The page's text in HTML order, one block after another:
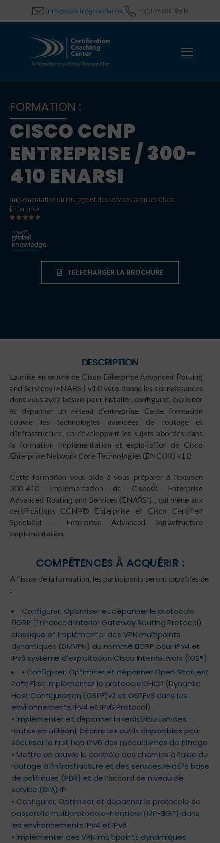
info@coaching-center.net +221 77 860 95 17
FORMATION :
CISCO CCNP
ENTREPRISE / 300-
410 ENARSI
Implémentation du routage et des services avancés Cisco
Enterprise
TÉLÉCHARGER LA BROCHURE
DESCRIPTION
La mise en œuvre de Cisco Enterprise Advanced Routing
and Services (ENARSI) v1.0 vous donne les connaissances
dont vous avez besoin pour installer, configurer, exploiter
et dépanner un réseau d’entreprise. Cette formation
couvre les technologies avancées de routage et
d’infrastructure, en développant les sujets abordés dans
la formation Implémentation et exploitation de Cisco
Enterprise Network Core Technologies (ENCOR) v1.0.
Cette formation vous aide à vous préparer à l’examen
300-410 Implémentation de Cisco® Enterprise
Advanced Routing and Services (ENARSI) , qui mène aux
certifications CCNP® Enterprise et Cisco Certified
Specialist – Enterprise Advanced Infrastructure
Implementation.
COMPÉTENCES À ACQUÉRIR :
A l’issue de la formation, les participants seront capables de
:
Configurer, Optimiser et dépanner le protocole
EIGRP (Enhanced Interior Gateway Routing Protocol)
classique et Implémenter des VPN multipoints
dynamiques (DMVPN) du nommé EIGRP pour IPv4 et
IPv6 système d’exploitation Cisco Internetwork (IOS®)
• Configurer, Optimiser et dépanner Open Shortest
Path First Implémenter le protocole DHCP (Dynamic
Host Configuration (OSPF)v2 et OSPFv3 dans les
environnements IPv4 et IPv6 Protocol)
• Implémenter et dépanner la redistribution des
routes en utilisant Décrire les outils disponibles pour
sécuriser le first hop IPV6 des mécanismes de filtrage
• Mettre en œuvre le contrôle des chemins à l’aide du
routage à l’infrastructure et des services relatifs base
de politiques (PBR) et de l’accord de niveau de
service (SLA) IP
• Configurer, Optimiser et dépanner le protocole de
passerelle multiprotocole-frontière (MP-BGP) dans
les environnements IPv4 et IPv6
• Implémenter des VPN multipoints dynamiques